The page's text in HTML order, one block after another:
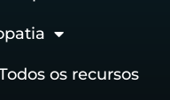
os recursos